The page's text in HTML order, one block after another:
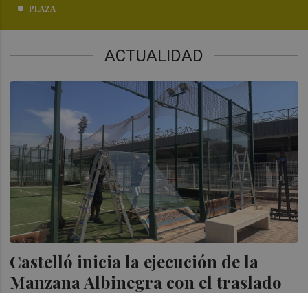
PLAZA
ACTUALIDAD
Castelló inicia la ejecución de la
Manzana Albinegra con el traslado